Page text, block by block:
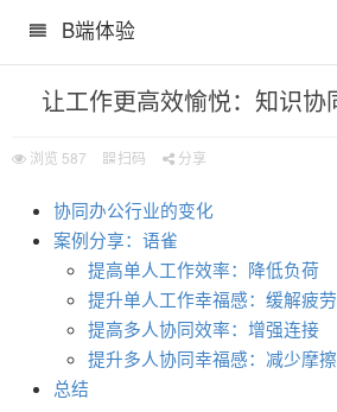
B端体验
浏览 587 扫码 分享
协同办公行业的变化
案例分享：语雀
提高单人工作效率：降低负荷
提升单人工作幸福感：缓解疲劳
提高多人协同效率：增强连接
提升多人协同幸福感：减少摩擦
总结
二）